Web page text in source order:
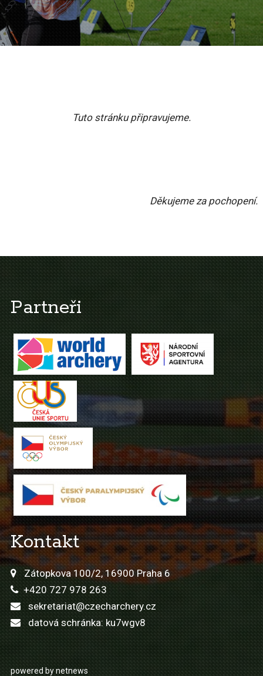
Tuto stránku připravujeme.
Děkujeme za pochopení.
Partneři
Kontakt
Zátopkova 100/2, 16900 Praha 6
+420 727 978 263
sekretariat@czecharchery.cz
datová schránka: ku7wgv8
powered by netnews